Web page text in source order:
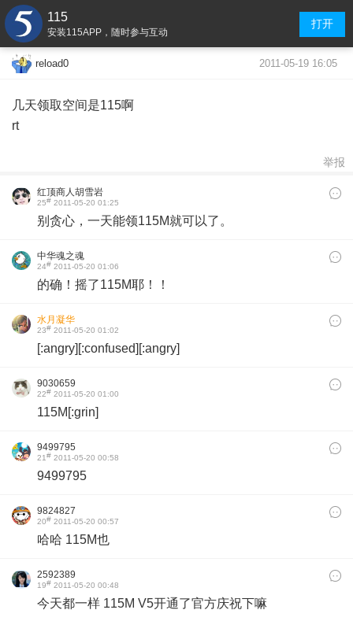
115
安装115APP，随时参与互动
打开
reload0 2011-05-19 16:05
几天领取空间是115啊
rt
举报
红顶商人胡雪岩
25# 2011-05-20 01:25
别贪心，一天能领115M就可以了。
中华魂之魂
24# 2011-05-20 01:06
的确！摇了115M耶！！
水月凝华
23# 2011-05-20 01:02
[:angry][:confused][:angry]
9030659
22# 2011-05-20 01:00
115M[:grin]
9499795
21# 2011-05-20 00:58
9499795
9824827
20# 2011-05-20 00:57
哈哈 115M也
2592389
19# 2011-05-20 00:48
今天都一样 115M V5开通了官方庆祝下嘛